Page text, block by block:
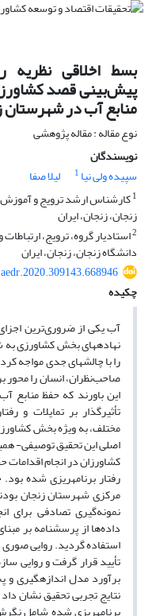
بسط اخلاقی نظریه
پیش‌بینی قصد
منابع آب در شهرستان
نوع مقاله : مقاله پژوهشی
نویسندگان
سپیده ولی نیا 1 لیلا صفا
1کارشناس ارشد ترویج و
زنجان، زنجان، ایران
2استادیار گروه، ترویج،
دانشگاه زنجان، زنجان، ایران
چکیده
آب یکی از ضروری‌ترین
نهاده­های بخش کشاورزی به
را با چالش­های جدی مواجه
صاحب‌نظران، انسان را محور
این باورند که حفظ منابع
تأثیرگذار بر تمایلات و
مختلف، به ویژه بخش
اصلی این تحقیق توصیفی-
کشاورزان در انجام اقدامات
رفتار برنامه­ریزی شده
نمونه‌گیری تصادفی برای
داده‌ها از پرسشنامه بر
استفاده گردید. روایی
تأیید قرار گرفت و روایی
برآورد مدل اندازه­گیری
نتایج تجربی تحقیق نشان